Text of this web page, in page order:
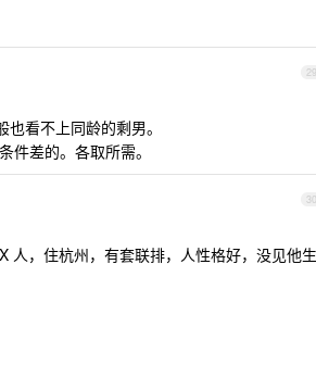
29
看不上同龄的剩男。
差的。各取所需。
30
人，住杭州，有套联排，人性格好，没见他生